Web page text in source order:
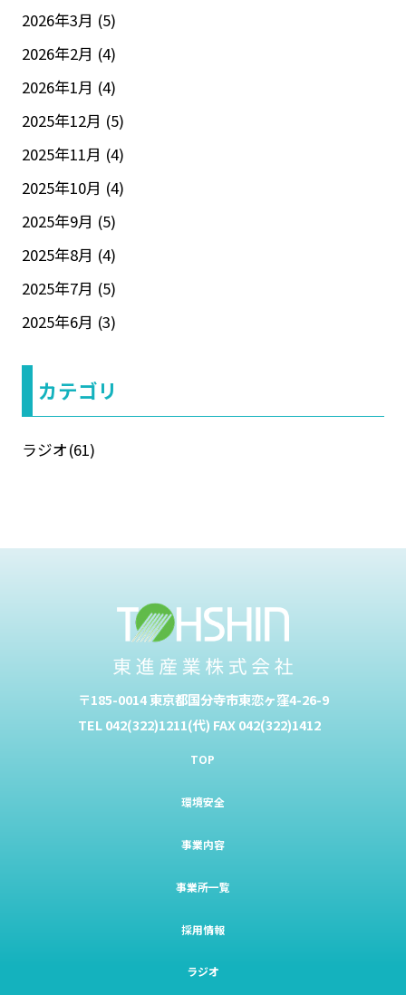
2026年3月 (5)
2026年2月 (4)
2026年1月 (4)
2025年12月 (5)
2025年11月 (4)
2025年10月 (4)
2025年9月 (5)
2025年8月 (4)
2025年7月 (5)
2025年6月 (3)
カテゴリ
ラジオ(61)
〒185-0014 東京都国分寺市東恋ヶ窪4-26-9
TEL 042(322)1211(代) FAX 042(322)1412
TOP
環境安全
事業内容
事業所一覧
採用情報
ラジオ